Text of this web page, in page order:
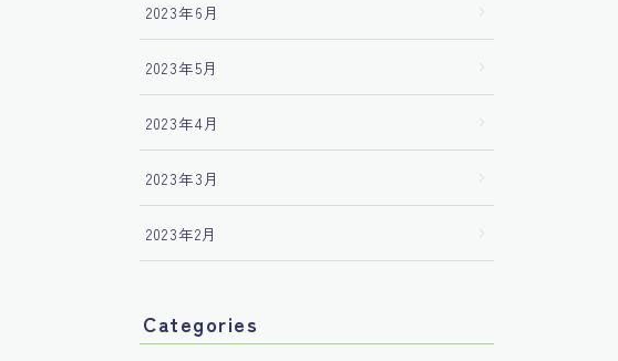
2023年6月
2023年5月
2023年4月
2023年3月
2023年2月
Categories